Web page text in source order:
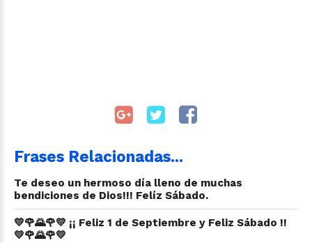
Frases Relacionadas...
Te deseo un hermoso día lleno de muchas
bendiciones de Dios!!! Felíz Sábado.
💛🌹🌄🌹💛 ¡¡ Feliz 1 de Septiembre y Feliz Sábado !!
💛🌹🌄🌹💛